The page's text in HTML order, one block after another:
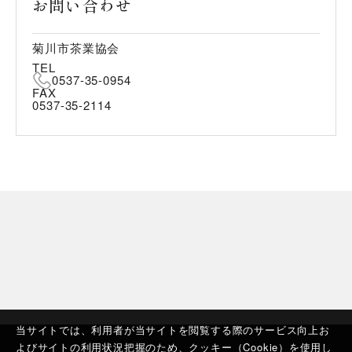
当サイトでは、利用者が当サイトを閲覧する際のサービス向上お
よびサイトの利用状況把握のため、クッキー（Cookie）を使用し
お問い合わせ
菊川市茶業協会
TEL
0537-35-0954
FAX
0537-35-2114